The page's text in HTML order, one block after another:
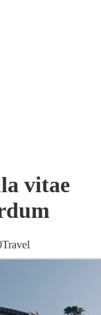
vitae
Travel